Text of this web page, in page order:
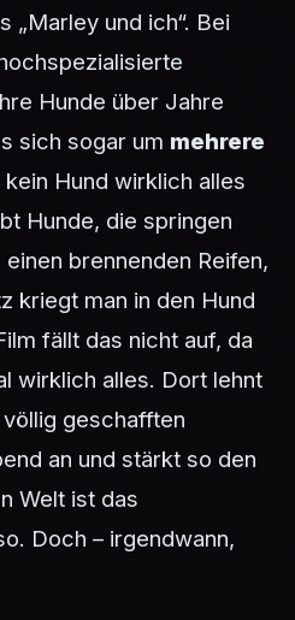
„Marley und ich“. Bei
Hunde über Jahre
sich sogar um mehrere
kein Hund wirklich alles
Hunde, die springen
brennenden Reifen,
kriegt man in den Hund
fällt das nicht auf, da
wirklich alles. Dort lehnt
geschafften
an und stärkt so den
Welt ist das
Doch – irgendwann,